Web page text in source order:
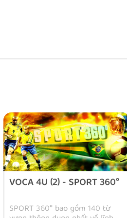
ảnh, âm thanh, sự
chữ và phát âm,
hơn về phương
Buzan- Diễn giả
sẽ tự động nhắc
tra sau 7 bài, kiểm
từ vựng một cách
VOCA 4U (2) - SPORT 360°
SPORT 360° bao gồm 140 từ